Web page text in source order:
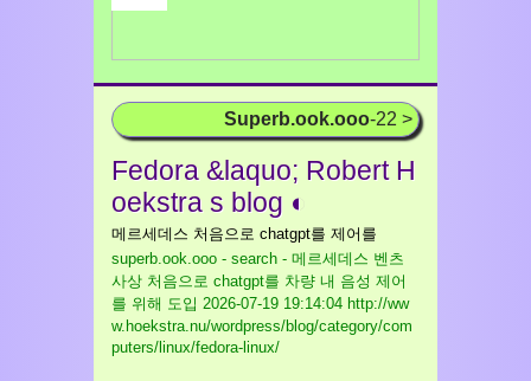
Superb.ook.ooo-22 >
Fedora &laquo; Robert H
oekstra s blog ◐
메르세데스 처음으로 chatgpt를 제어를
superb.ook.ooo - search - 메르세데스 벤츠
사상 처음으로 chatgpt를 차량 내 음성 제어
를 위해 도입 2026-07-19 19:14:04 http://ww
w.hoekstra.nu/wordpress/blog/category/com
puters/linux/fedora-linux/